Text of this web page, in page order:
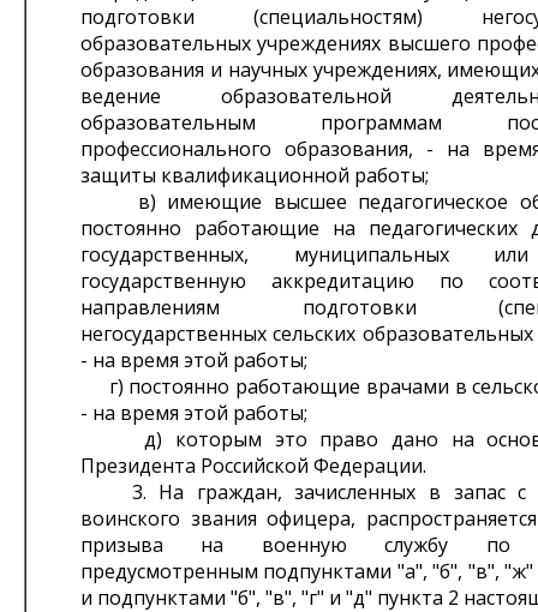
подготовки (специальностям)
образовательных учреждениях высшего
образования и научных учреждениях,
ведение образовательной
образовательным программам
профессионального образования, - на
защиты квалификационной работы;
в) имеющие высшее педагогическое
постоянно работающие на педагогических
государственных, муниципальных
государственную аккредитацию по
направлениям подготовки
негосударственных сельских
- на время этой работы;
г) постоянно работающие врачами в
- на время этой работы;
д) которым это право дано на
Президента Российской Федерации.
3. На граждан, зачисленных в запас с
воинского звания офицера,
призыва на военную службу по
предусмотренным подпунктами "а", "б", "в", "ж"
и подпунктами "б", "в", "г" и "д" пункта 2